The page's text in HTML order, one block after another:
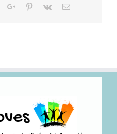
TumblrGoogle+Pinterest
Vk Email